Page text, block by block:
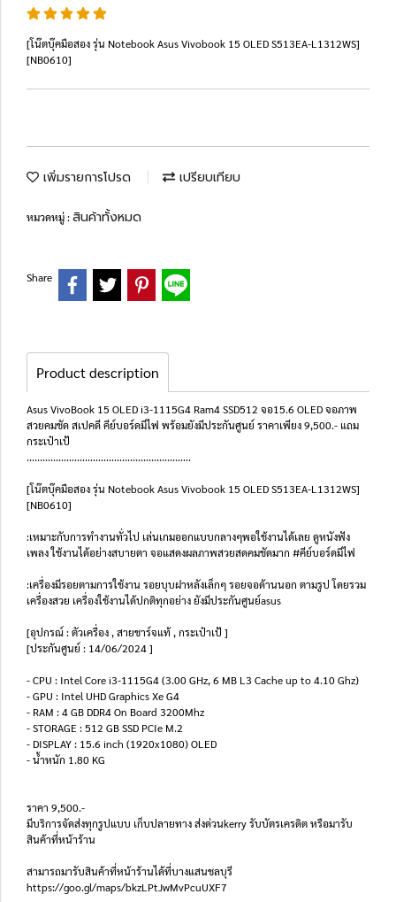
[โน๊ตบุ๊คมือสอง รุ่น Notebook Asus Vivobook 15 OLED S513EA-L1312WS]
[NB0610]
เพิ่มรายการโปรด เปรียบเทียบ
หมวดหมู่ :สินค้าทั้งหมด
Share
Product description
Asus VivoBook 15 OLED i3-1115G4 Ram4 SSD512 จอ15.6 OLED จอภาพ
สวยคมชัด สเปคดี คีย์บอร์ดมีไฟ พร้อมยังมีประกันศูนย์ ราคาเพียง 9,500.- แถม
กระเป๋าเป้
..............................................................
[โน๊ตบุ๊คมือสอง รุ่น Notebook Asus Vivobook 15 OLED S513EA-L1312WS]
[NB0610]
:เหมาะกับการทำงานทั่วไป เล่นเกมออกแบบกลางๆพอใช้งานได้เลย ดูหนังฟัง
เพลง ใช้งานได้อย่างสบายตา จอแสดงผลภาพสวยสดคมชัดมาก #คีย์บอร์ดมีไฟ
:เครื่องมีรอยตามการใช้งาน รอยบุบฝาหลังเล็กๆ รอยจอด้านนอก ตามรูป โดยรวม
เครื่องสวย เครื่องใช้งานได้ปกติทุกอย่าง ยังมีประกันศูนย์asus
[อุปกรณ์ : ตัวเครื่อง , สายชาร์จแท้ , กระเป๋าเป้ ]
[ประกันศูนย์ : 14/06/2024 ]
- CPU : Intel Core i3-1115G4 (3.00 GHz, 6 MB L3 Cache up to 4.10 Ghz)
- GPU : Intel UHD Graphics Xe G4
- RAM : 4 GB DDR4 On Board 3200Mhz
- STORAGE : 512 GB SSD PCIe M.2
- DISPLAY : 15.6 inch (1920x1080) OLED
- น้ำหนัก 1.80 KG
ราคา 9,500.-
มีบริการจัดส่งทุกรูปแบบ เก็บปลายทาง ส่งด่วนkerry รับบัตรเครดิต หรือมารับ
สินค้าที่หน้าร้าน
สามารถมารับสินค้าที่หน้าร้านได้ที่บางแสนชลบุรี
https://goo.gl/maps/bkzLPtJwMvPcuUXF7